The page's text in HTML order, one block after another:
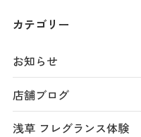
カテゴリー
お知らせ
店舗ブログ
浅草 フレグランス体験